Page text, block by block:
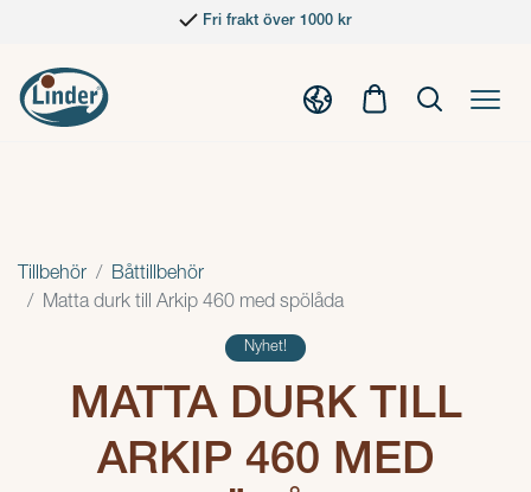
Fri frakt över 1000 kr
Tillbehör
Båttillbehör
Matta durk till Arkip 460 med spölåda
Nyhet!
MATTA DURK TILL
ARKIP 460 MED